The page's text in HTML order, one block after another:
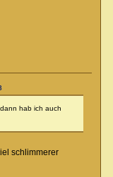
hab ich auch
schlimmerer